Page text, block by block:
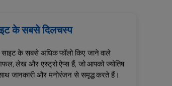
के सबसे दिलचस्प
साइट के सबसे अधिक फॉलो किए जाने वाले
लेख और एस्ट्रो ऐप्स हैं, जो आपको ज्योतिष
जानकारी और मनोरंजन से समृद्ध करते हैं।